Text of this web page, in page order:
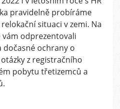
Zaměstnáváme
cizince:
odpovědi
na
nejpalčivější
otázky
HR
pravidelně probíráme
situaci v zemi. Na
odprezentovali
dočasné ochrany o
z registračního
pobytu třetizemců a